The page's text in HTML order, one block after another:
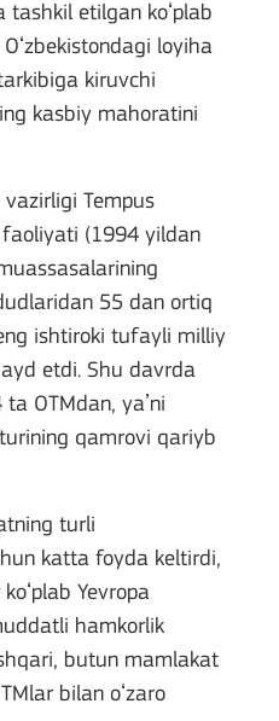
tashkil etilgan koʻplab
loyiha
kiruvchi
kasbiy mahoratini
vazirligi Tempus
(1994 yildan
55 dan ortiq
ishtiroki tufayli milliy
etdi. Shu davrda
OTMdan, yaʼni
qamrovi qariyb
turli
katta foyda keltirdi,
Yevropa
hamkorlik
butun mamlakat
bilan oʻzaro